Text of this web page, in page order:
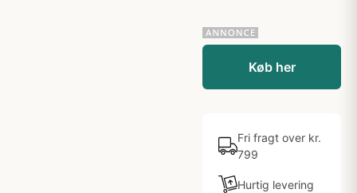
Køb her
Fri fragt over kr.
799
Hurtig levering